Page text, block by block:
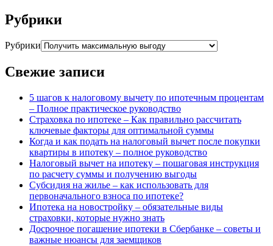
Рубрики
Рубрики
Свежие записи
5 шагов к налоговому вычету по ипотечным процентам
– Полное практическое руководство
Страховка по ипотеке – Как правильно рассчитать
ключевые факторы для оптимальной суммы
Когда и как подать на налоговый вычет после покупки
квартиры в ипотеку – полное руководство
Налоговый вычет на ипотеку – пошаговая инструкция
по расчету суммы и получению выгоды
Субсидия на жилье – как использовать для
первоначального взноса по ипотеке?
Ипотека на новостройку – обязательные виды
страховки, которые нужно знать
Досрочное погашение ипотеки в Сбербанке – советы и
важные нюансы для заемщиков